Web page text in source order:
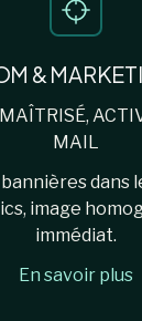
&
MAIL
dans
image
immédiat.
En savoir plus